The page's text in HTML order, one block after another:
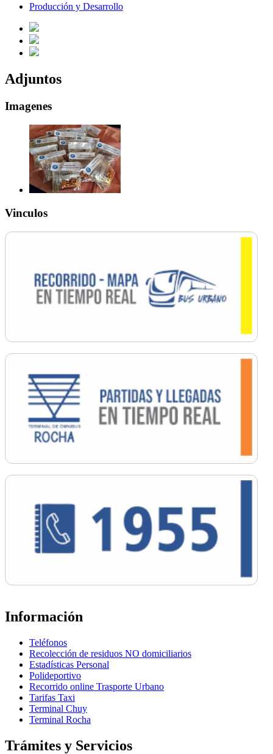
Producción y Desarrollo
Adjuntos
Imagenes
Vinculos
Información
Teléfonos
Recolección de residuos NO domiciliarios
Estadísticas Personal
Polideportivo
Recorrido online Trasporte Urbano
Tarifas Taxi
Terminal Chuy
Terminal Rocha
Trámites y Servicios